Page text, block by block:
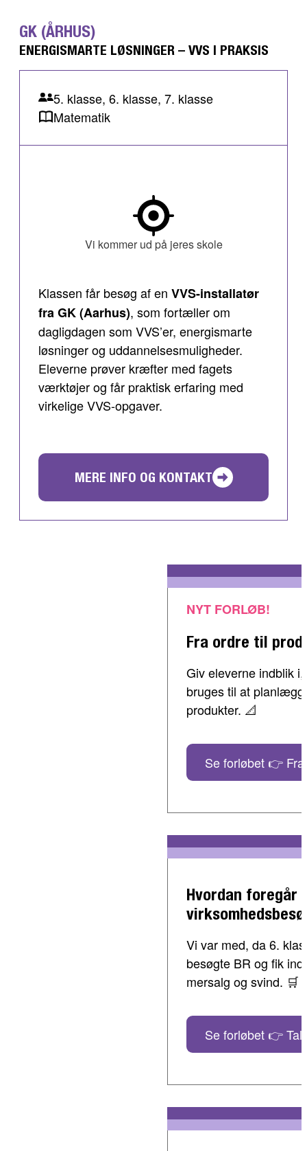
GK (ÅRHUS)
ENERGISMARTE LØSNINGER – VVS I PRAKSIS
5. klasse, 6. klasse, 7. klasse
Matematik
Vi kommer ud på jeres skole
Klassen får besøg af en VVS-installatør
fra GK (Aarhus), som fortæller om
dagligdagen som VVS’er, energismarte
løsninger og uddannelsesmuligheder.
Eleverne prøver kræfter med fagets
værktøjer og får praktisk erfaring med
virkelige VVS-opgaver.
MERE INFO OG KONTAKT
NYT FORLØB!
Fra ordre til
Giv eleverne indblik
bruges til at
produkter. 📐
Se forløbet 👉
Hvordan foregår
Vi var med, da 6.
besøgte BR og fik
mersalg og svind. 🛒
Se forløbet 👉 Tal